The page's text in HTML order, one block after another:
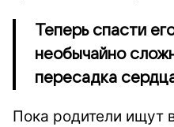
Теперь спасти
необычайно
пересадка
Пока родители ищут